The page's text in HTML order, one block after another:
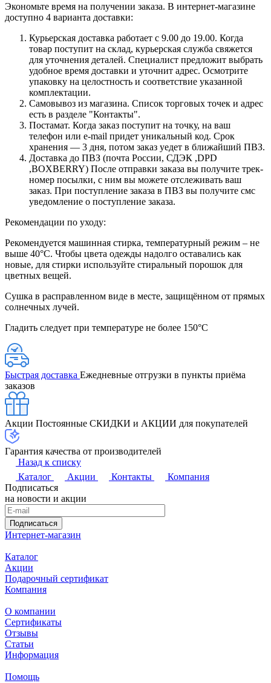
Экономьте время на получении заказа. В интернет-магазине
доступно 4 варианта доставки:
Курьерская доставка работает с 9.00 до 19.00. Когда
товар поступит на склад, курьерская служба свяжется
для уточнения деталей. Специалист предложит выбрать
удобное время доставки и уточнит адрес. Осмотрите
упаковку на целостность и соответствие указанной
комплектации.
Самовывоз из магазина. Список торговых точек и адрес
есть в разделе "Контакты".
Постамат. Когда заказ поступит на точку, на ваш
телефон или e-mail придет уникальный код. Срок
хранения — 3 дня, потом заказ уедет в ближайший ПВЗ.
Доставка до ПВЗ (почта России, СДЭК ,DPD
,BOXBERRY) После отправки заказа вы получите трек-
номер посылки, с ним вы можете отслеживать ваш
заказ. При поступление заказа в ПВЗ вы получите смс
уведомление о поступление заказа.
Рекомендации по уходу:
Рекомендуется машинная стирка, температурный режим – не
выше 40°С. Чтобы цвета одежды надолго оставались как
новые, для стирки используйте стиральный порошок для
цветных вещей.
Сушка в расправленном виде в месте, защищённом от прямых
солнечных лучей.
Гладить следует при температуре не более 150°С
Быстрая доставка Ежедневные отгрузки в пункты приёма
заказов
Акции Постоянные СКИДКИ и АКЦИИ для покупателей
Гарантия качества от производителей
Назад к списку
Каталог
Акции Контакты
Компания
Подписаться
на новости и акции
Подписаться
Интернет-магазин
Каталог
Акции
Подарочный сертификат
Компания
О компании
Сертификаты
Отзывы
Статьи
Информация
Помощь